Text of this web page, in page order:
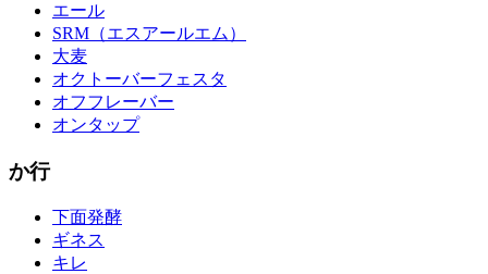
エール
SRM（エスアールエム）
大麦
オクトーバーフェスタ
オフフレーバー
オンタップ
か行
下面発酵
ギネス
キレ